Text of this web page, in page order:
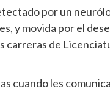
por un
y movida por el
carreras de
cuando les